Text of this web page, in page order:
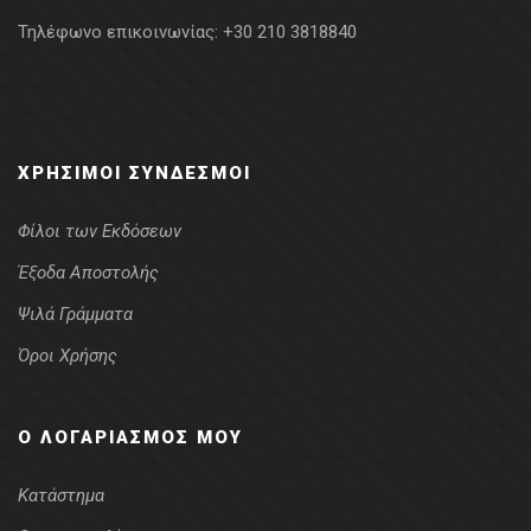
Τηλέφωνο επικοινωνίας: +30 210 3818840
ΧΡΉΣΙΜΟΙ ΣΎΝΔΕΣΜΟΙ
Φίλοι των Εκδόσεων
Έξοδα Αποστολής
Ψιλά Γράμματα
Όροι Χρήσης
Ο ΛΟΓΑΡΙΑΣΜΌΣ ΜΟΥ
Κατάστημα